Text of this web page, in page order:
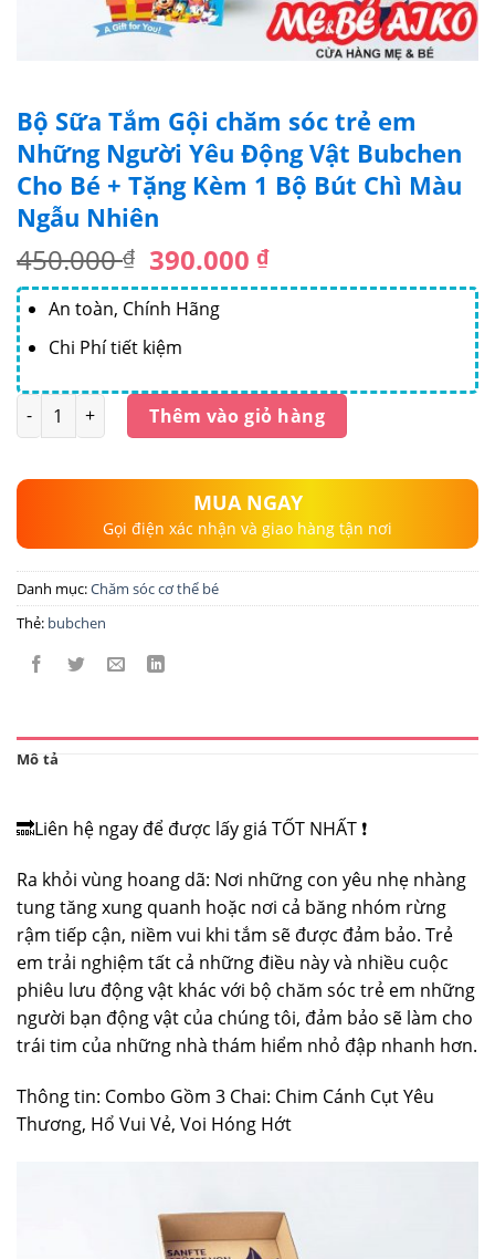
Bộ Sữa Tắm Gội chăm sóc trẻ em
Những Người Yêu Động Vật Bubchen
Cho Bé + Tặng Kèm 1 Bộ Bút Chì Màu
Ngẫu Nhiên
450.000₫ Giá
gốc
là:
450.000 ₫.
390.000₫Giá
hiện
An toàn, Chính Hãng
Chi Phí tiết kiệm
Số lượng Thêm vào giỏ hàng
MUA NGAY
Gọi điện xác nhận và giao hàng tận nơi
Danh mục:Chăm sóc cơ thể bé
Thẻ: bubchen
Mô tả
🔜Liên hệ ngay để được lấy giá TỐT NHẤT ❗️
Ra khỏi vùng hoang dã: Nơi những con yêu nhẹ nhàng
tung tăng xung quanh hoặc nơi cả băng nhóm rừng
rậm tiếp cận, niềm vui khi tắm sẽ được đảm bảo. Trẻ
em trải nghiệm tất cả những điều này và nhiều cuộc
phiêu lưu động vật khác với bộ chăm sóc trẻ em những
người bạn động vật của chúng tôi, đảm bảo sẽ làm cho
trái tim của những nhà thám hiểm nhỏ đập nhanh hơn.
Thông tin: Combo Gồm 3 Chai: Chim Cánh Cụt Yêu
Thương, Hổ Vui Vẻ, Voi Hóng Hớt